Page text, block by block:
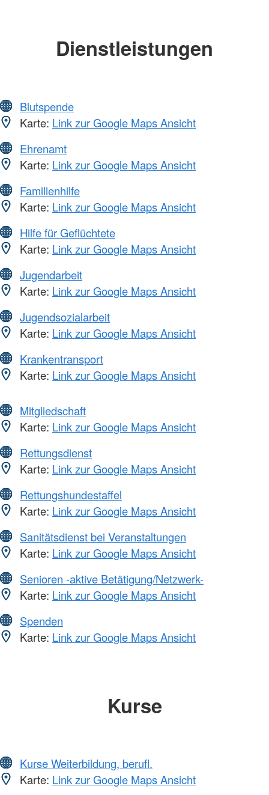
Dienstleistungen
Blutspende
Karte: Link zur Google Maps Ansicht
Ehrenamt
Karte: Link zur Google Maps Ansicht
Familienhilfe
Karte: Link zur Google Maps Ansicht
Hilfe für Geflüchtete
Karte: Link zur Google Maps Ansicht
Jugendarbeit
Karte: Link zur Google Maps Ansicht
Jugendsozialarbeit
Karte: Link zur Google Maps Ansicht
Krankentransport
Karte: Link zur Google Maps Ansicht
Mitgliedschaft
Karte: Link zur Google Maps Ansicht
Rettungsdienst
Karte: Link zur Google Maps Ansicht
Rettungshundestaffel
Karte: Link zur Google Maps Ansicht
Sanitätsdienst bei Veranstaltungen
Karte: Link zur Google Maps Ansicht
Senioren -aktive Betätigung/Netzwerk-
Karte: Link zur Google Maps Ansicht
Spenden
Karte: Link zur Google Maps Ansicht
Kurse
Kurse Weiterbildung, berufl.
Karte: Link zur Google Maps Ansicht